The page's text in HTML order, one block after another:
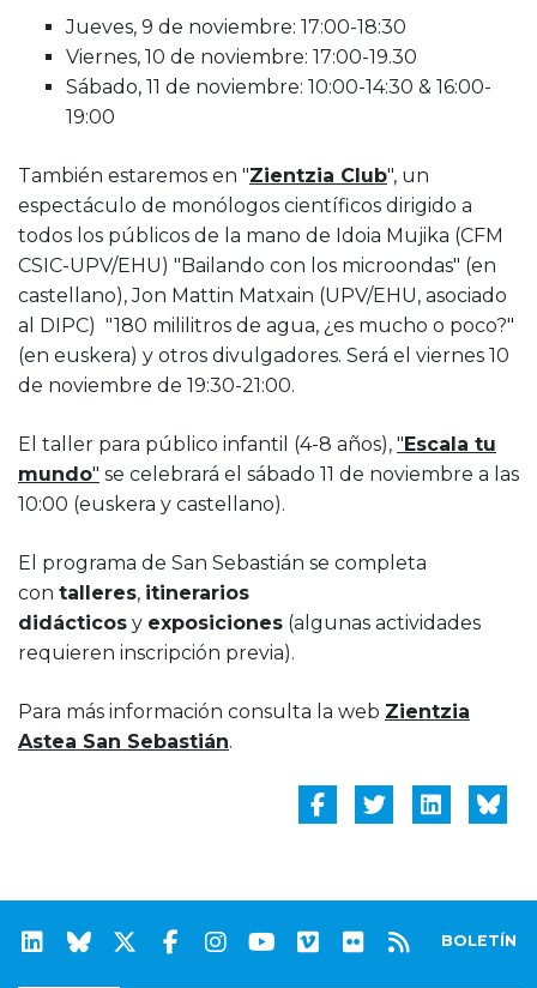
Jueves, 9 de noviembre: 17:00-18:30
Viernes, 10 de noviembre: 17:00-19.30
Sábado, 11 de noviembre: 10:00-14:30 & 16:00-
19:00
También estaremos en "Zientzia Club", un
espectáculo de monólogos científicos dirigido a
todos los públicos de la mano de Idoia Mujika (CFM
CSIC-UPV/EHU) "Bailando con los microondas" (en
castellano), Jon Mattin Matxain (UPV/EHU, asociado
al DIPC) "180 mililitros de agua, ¿es mucho o poco?"
(en euskera) y otros divulgadores. Será el viernes 10
de noviembre de 19:30-21:00.
El taller para público infantil (4-8 años), "Escala tu
mundo" se celebrará el sábado 11 de noviembre a las
10:00 (euskera y castellano).
El programa de San Sebastián se completa
con talleres, itinerarios
didácticos y exposiciones (algunas actividades
requieren inscripción previa).
Para más información consulta la web Zientzia
Astea San Sebastián.
BOLETÍN